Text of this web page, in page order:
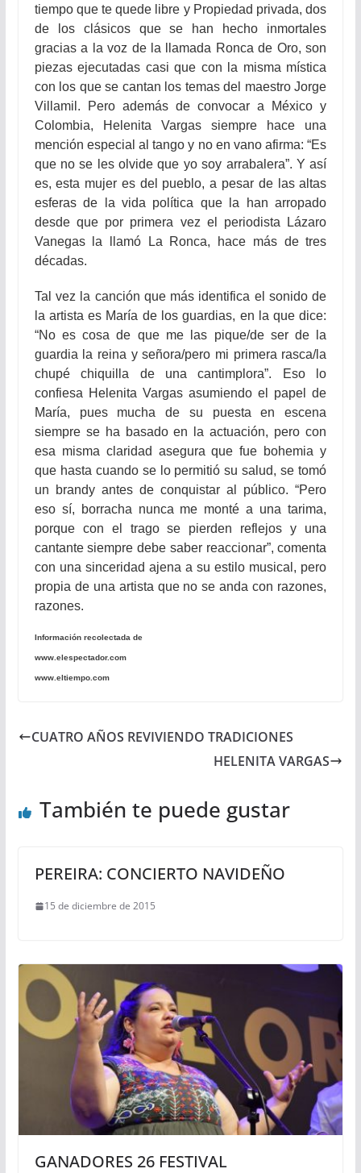
tiempo que te quede libre y Propiedad privada, dos
de los clásicos que se han hecho inmortales
gracias a la voz de la llamada Ronca de Oro, son
piezas ejecutadas casi que con la misma mística
con los que se cantan los temas del maestro Jorge
Villamil. Pero además de convocar a México y
Colombia, Helenita Vargas siempre hace una
mención especial al tango y no en vano afirma: “Es
que no se les olvide que yo soy arrabalera”. Y así
es, esta mujer es del pueblo, a pesar de las altas
esferas de la vida política que la han arropado
desde que por primera vez el periodista Lázaro
Vanegas la llamó La Ronca, hace más de tres
décadas.
Tal vez la canción que más identifica el sonido de
la artista es María de los guardias, en la que dice:
“No es cosa de que me las pique/de ser de la
guardia la reina y señora/pero mi primera rasca/la
chupé chiquilla de una cantimplora”. Eso lo
confiesa Helenita Vargas asumiendo el papel de
María, pues mucha de su puesta en escena
siempre se ha basado en la actuación, pero con
esa misma claridad asegura que fue bohemia y
que hasta cuando se lo permitió su salud, se tomó
un brandy antes de conquistar al público. “Pero
eso sí, borracha nunca me monté a una tarima,
porque con el trago se pierden reflejos y una
cantante siempre debe saber reaccionar”, comenta
con una sinceridad ajena a su estilo musical, pero
propia de una artista que no se anda con razones,
razones.
Información recolectada de
www.elespectador.com
www.eltiempo.com
CUATRO AÑOS REVIVIENDO TRADICIONES
HELENITA VARGAS
También te puede gustar
PEREIRA: CONCIERTO NAVIDEÑO
15 de diciembre de 2015
GANADORES 26 FESTIVAL